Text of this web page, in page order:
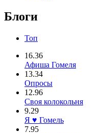
Блоги
Топ
16.36
Афиша Гомеля
13.34
Опросы
12.96
Своя колокольня
9.29
Я ♥ Гомель
7.95